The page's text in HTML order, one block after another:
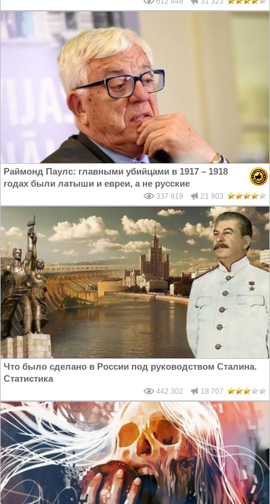
Раймонд Паулс: главными убийцами в 1917 – 1918
годах были латыши и евреи, а не русские
337 919 21 903
Что было сделано в России под руководством Сталина.
Статистика
442 302 18 707